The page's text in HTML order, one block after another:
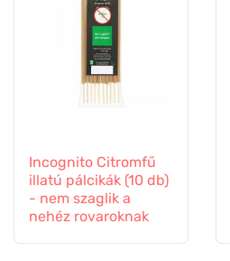
Incognito Citromfű
illatú pálcikák (10 db)
- nem szaglik a
nehéz rovaroknak